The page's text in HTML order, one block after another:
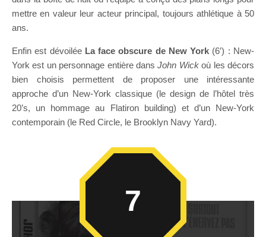
mettre en valeur leur acteur principal, toujours athlétique à 50
ans.
Enfin est dévoilée La face obscure de New York (6′) : New-
York est un personnage entière dansJohn Wickoù les décors
bien choisis permettent de proposer une intéressante
approche d’un New-York classique (le design de l’hôtel très
20’s, un hommage au Flatiron building) et d’un New-York
contemporain (le Red Circle, le Brooklyn Navy Yard).
7